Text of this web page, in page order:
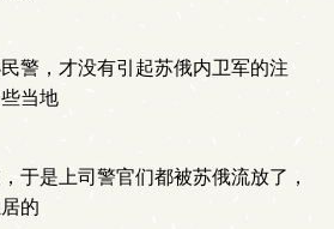
警，才没有引起苏俄内卫军的注
当地
于是上司警官们都被苏俄流放了，
的